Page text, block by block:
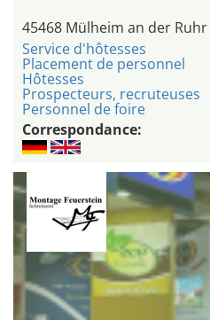
45468 Mülheim an der Ruhr
Service d'hôtesses
Placement de personnel
Hôtesses
Prospecteurs, recruteuses
Personnel de foire
Correspondance: